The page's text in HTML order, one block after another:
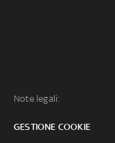
Note legali:
GESTIONE COOKIE